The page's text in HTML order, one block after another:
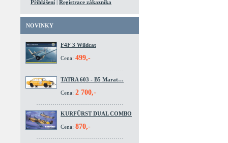
Přihlášení | Registrace zákazníka
NOVINKY
F4F 3 Wildcat
Cena: 499,-
TATRA 603 - B5 Marat…
Cena: 2 700,-
KURFÜRST DUAL COMBO
Cena: 870,-